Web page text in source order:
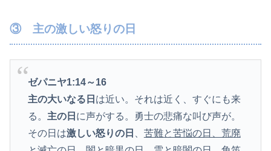
③ 主の激しい怒りの日
ゼパニヤ1:14～16
主の大いなる日 は近い。それは近く、すぐにも来
る。 主の日 に声がする。勇士の悲痛な叫び声が。
その日は激しい怒りの日
苦難と苦悩の日、荒廃